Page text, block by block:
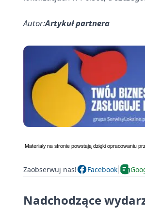
Autor:Artykuł partnera
Zaobserwuj nas! Facebook
Nadchodzące